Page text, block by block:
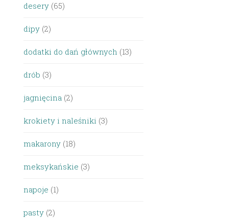
desery (65)
dipy (2)
dodatki do dań głównych (13)
drób (3)
jagnięcina (2)
krokiety i naleśniki (3)
makarony (18)
meksykańskie (3)
napoje (1)
pasty (2)